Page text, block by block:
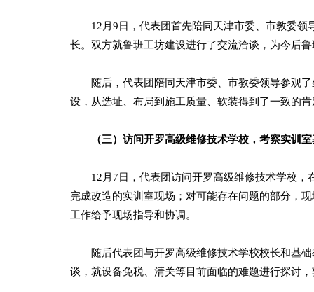
12月9日，代表团首先陪同天津市委、市教委领
长。双方就鲁班工坊建设进行了交流洽谈，为今后
随后，代表团陪同天津市委、市教委领导参观了
设，从选址、布局到施工质量、软装得到了一致的肯
（三）访问开罗高级维修技术学校，考察实训
12月7日，代表团访问开罗高级维修技术学校，
完成改造的实训室现场；对可能存在问题的部分，
工作给予现场指导和协调。
随后代表团与开罗高级维修技术学校校长和基础
谈，就设备免税、清关等目前面临的难题进行探讨